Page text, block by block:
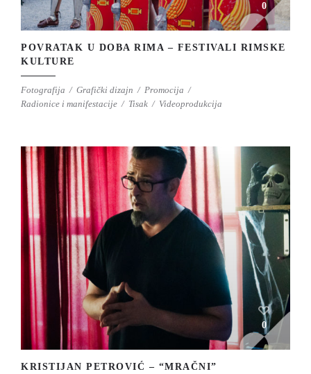
0
POVRATAK U DOBA RIMA – FESTIVALI RIMSKE
KULTURE
Fotografija Grafički dizajn
Promocija
Radionice i manifestacije
Tisak Videoprodukcija
0
KRISTIJAN PETROVIĆ – “MRAČNI”